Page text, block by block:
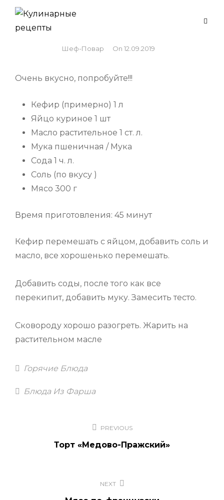
Skip
content
By
Шеф-Повар On 12.09.2019
Очень вкусно, попробуйте!!!
Кефир (примерно) 1 л
Яйцо куриное 1 шт
Масло растительное 1 ст. л.
Мука пшеничная / Мука
Сода 1 ч. л.
Соль (по вкусу )
Мясо 300 г
Время приготовления: 45 минут
Кефир перемешать с яйцом, добавить соль и
масло, все хорошенько перемешать.
Добавить соды, после того как все
перекипит, добавить муку. Замесить тесто.
Сковороду хорошо разогреть. Жарить на
растительном масле
Categories
Горячие Блюда
Tags
Блюда Из Фарша
Навигация
записям
PREVIOUS
Торт «Медово-Пражский»
NEXT